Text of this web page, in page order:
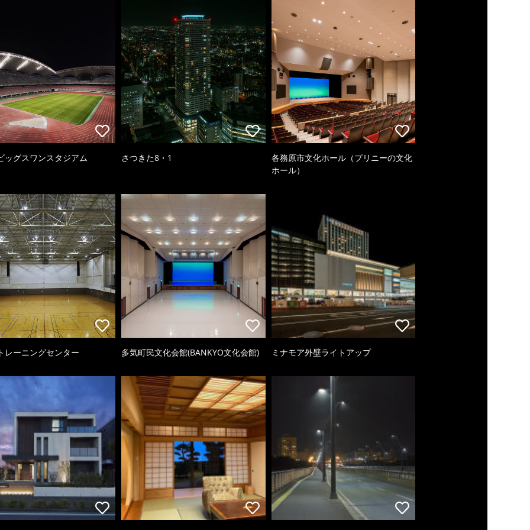
ッグスワンスタジアム さつきた8・1
各務原市文化ホール（プリニーの文化
ホール）
レーニングセンター 多気町民文化会館(BANKYO文化会館) ミナモア外壁ライトアップ